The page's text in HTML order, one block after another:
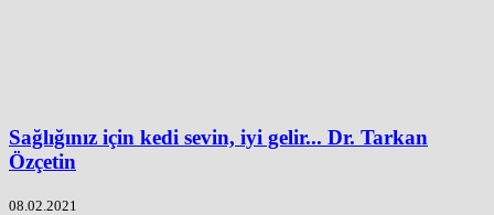
Sağlığınız için kedi sevin, iyi gelir... Dr. Tarkan
Özçetin
08.02.2021